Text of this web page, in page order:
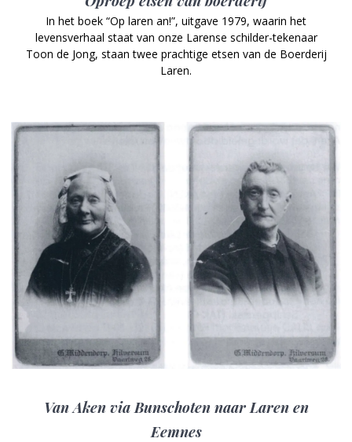
In het boek “Op laren an!”, uitgave 1979, waarin het
levensverhaal staat van onze Larense schilder-tekenaar
Toon de Jong, staan twee prachtige etsen van de Boerderij
Laren.
Van Aken via Bunschoten naar Laren en
Eemnes